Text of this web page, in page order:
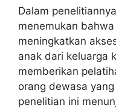
Dalam
menemukan
meningkatkan
anak dari keluarga
memberikan
orang dewasa
penelitian ini